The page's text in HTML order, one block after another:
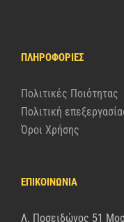
ΠΛΗΡΟΦΟΡΊΕΣ
Πολιτικές Ποιότητας
Πολιτική
Όροι Χρήσης
ΕΠΙΚΟΙΝΩΝΙΑ
Λ. Ποσειδώνος 51